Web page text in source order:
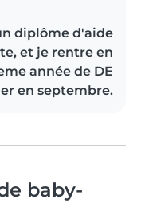
diplôme d'aide
et je rentre en
année de DE
en septembre.
baby-